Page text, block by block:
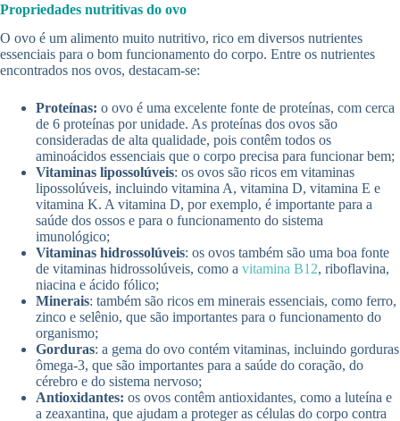
Propriedades nutritivas do ovo
O ovo é um alimento muito nutritivo, rico em diversos nutrientes
essenciais para o bom funcionamento do corpo. Entre os nutrientes
encontrados nos ovos, destacam-se:
Proteínas: o ovo é uma excelente fonte de proteínas, com cerca
de 6 proteínas por unidade. As proteínas dos ovos são
consideradas de alta qualidade, pois contêm todos os
aminoácidos essenciais que o corpo precisa para funcionar bem;
Vitaminas lipossolúveis: os ovos são ricos em vitaminas
lipossolúveis, incluindo vitamina A, vitamina D, vitamina E e
vitamina K. A vitamina D, por exemplo, é importante para a
saúde dos ossos e para o funcionamento do sistema
imunológico;
Vitaminas hidrossolúveis: os ovos também são uma boa fonte
de vitaminas hidrossolúveis, como a vitamina B12, riboflavina,
niacina e ácido fólico;
Minerais: também são ricos em minerais essenciais, como ferro,
zinco e selênio, que são importantes para o funcionamento do
organismo;
Gorduras: a gema do ovo contém vitaminas, incluindo gorduras
ômega-3, que são importantes para a saúde do coração, do
cérebro e do sistema nervoso;
Antioxidantes: os ovos contêm antioxidantes, como a luteína e
a zeaxantina, que ajudam a proteger as células do corpo contra